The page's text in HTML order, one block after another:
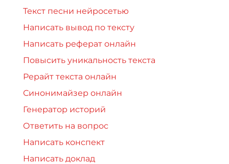
Текст песни нейросетью
Написать вывод по тексту
Написать реферат онлайн
Повысить уникальность текста
Рерайт текста онлайн
Синонимайзер онлайн
Генератор историй
Ответить на вопрос
Написать конспект
Написать доклад